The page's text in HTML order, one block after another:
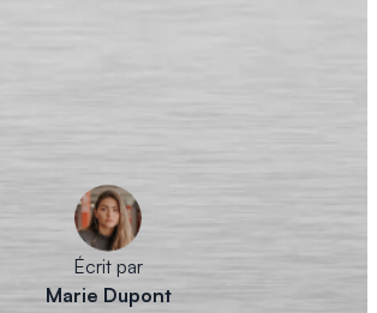
Écrit par
Marie Dupont